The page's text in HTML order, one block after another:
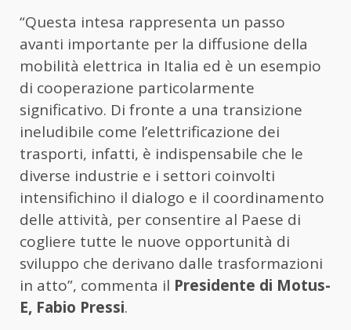
“Questa intesa rappresenta un passo
avanti importante per la diffusione della
mobilità elettrica in Italia ed è un esempio
di cooperazione particolarmente
significativo. Di fronte a una transizione
ineludibile come l’elettrificazione dei
trasporti, infatti, è indispensabile che le
diverse industrie e i settori coinvolti
intensifichino il dialogo e il coordinamento
delle attività, per consentire al Paese di
cogliere tutte le nuove opportunità di
sviluppo che derivano dalle trasformazioni
in atto”, commenta il Presidente di Motus-
E, Fabio Pressi.